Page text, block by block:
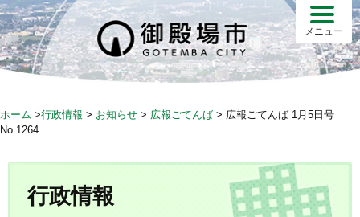
S
k
i
p
c
メニュー
ホーム >行政情報 > お知らせ > 広報ごてんば > 広報ごてんば 1月5日号
No.1264
行政情報